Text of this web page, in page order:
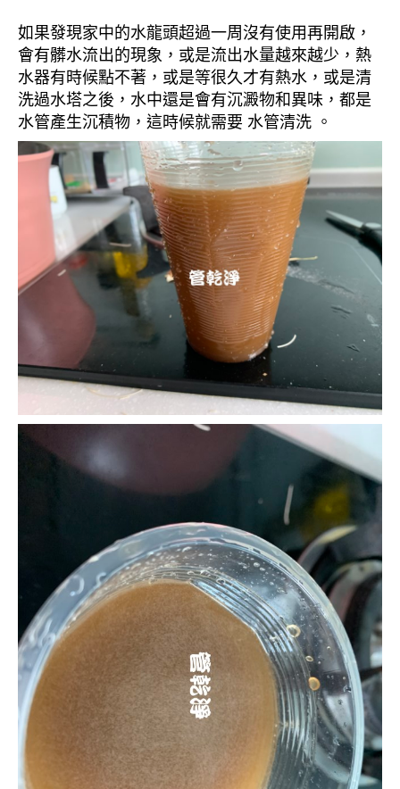
如果發現家中的水龍頭超過一周沒有使用再開啟，
會有髒水流出的現象，或是流出水量越來越少，熱
水器有時候點不著，或是等很久才有熱水，或是清
洗過水塔之後，水中還是會有沉澱物和異味，都是
水管產生沉積物，這時候就需要 水管清洗 。